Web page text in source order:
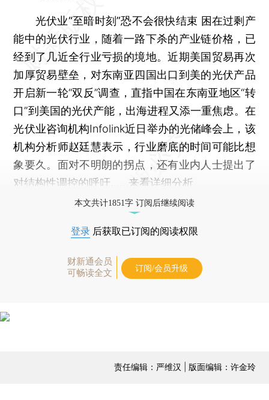
光伏业“至暗时刻”恐不会很快结束 困在过剩产
能中的光伏行业，随着一路下杀的产业链价格，已
经到了几近全行业亏损的境地。近期美国贸易再次
加厚贸易壁垒，对东南亚四国出口到美的光伏产品
开启新一轮“双反”调查，直指中国在东南亚地区“转
口”到美国的光伏产能，出海进程又添一重焦虑。在
光伏业咨询机构Infolink近日举办的光储峰会上，该
机构分析师赵廷慧表示，行业磨底的时间可能比想
象要久。面对不明朗的拐点，还有业内人士提出了
对结构性调控的呼吁…… 来看详细分析
本文共计1851字 订阅后继续阅读
登录 后获取已订阅的阅读权限
财新通会员
可畅读全文
订阅/会员升级
责任编辑：严维汉 | 版面编辑：许金玲